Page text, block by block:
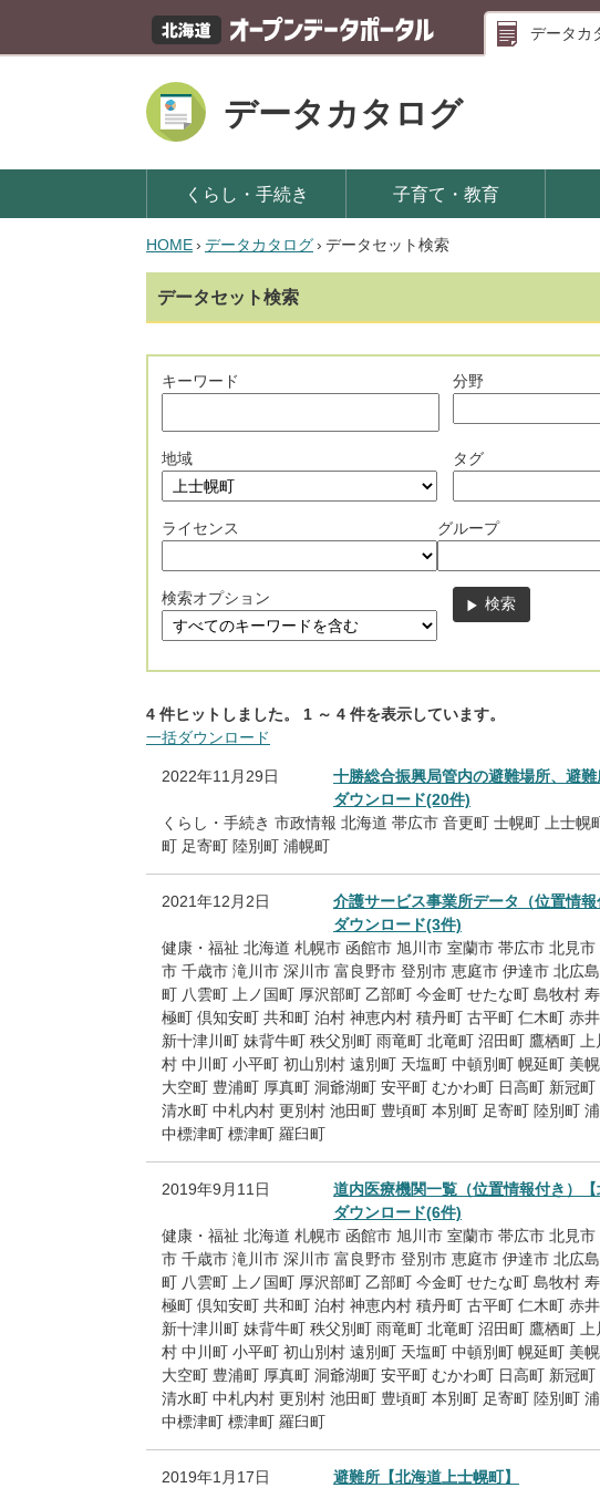
データカ
データカタログ
くらし・手続き 子育て・教育
HOME› データカタログ› データセット検索
データセット検索
キーワード 分野
地域 タグ
ライセンス グループ
検索オプション
4 件ヒットしました。 1 ～ 4 件を表示しています。
一括ダウンロード
2022年11月29日
十勝総合振興局管内の避難場所、避難
ダウンロード(20件)
くらし・手続き 市政情報 北海道 帯広市 音更町 士幌町 上士幌
町 足寄町 陸別町 浦幌町
2021年12月2日
介護サービス事業所データ（位置情報
ダウンロード(3件)
健康・福祉 北海道 札幌市 函館市 旭川市 室蘭市 帯広市 北見市
市 千歳市 滝川市 深川市 富良野市 登別市 恵庭市 伊達市 北広
町 八雲町 上ノ国町 厚沢部町 乙部町 今金町 せたな町 島牧村
極町 倶知安町 共和町 泊村 神恵内村 積丹町 古平町 仁木町 赤
新十津川町 妹背牛町 秩父別町 雨竜町 北竜町 沼田町 鷹栖町
村 中川町 小平町 初山別村 遠別町 天塩町 中頓別町 幌延町 美
大空町 豊浦町 厚真町 洞爺湖町 安平町 むかわ町 日高町 新冠町
清水町 中札内村 更別村 池田町 豊頃町 本別町 足寄町 陸別町
中標津町 標津町 羅臼町
2019年9月11日
道内医療機関一覧（位置情報付き）【
ダウンロード(6件)
健康・福祉 北海道 札幌市 函館市 旭川市 室蘭市 帯広市 北見市
市 千歳市 滝川市 深川市 富良野市 登別市 恵庭市 伊達市 北広
町 八雲町 上ノ国町 厚沢部町 乙部町 今金町 せたな町 島牧村
極町 倶知安町 共和町 泊村 神恵内村 積丹町 古平町 仁木町 赤
新十津川町 妹背牛町 秩父別町 雨竜町 北竜町 沼田町 鷹栖町
村 中川町 小平町 初山別村 遠別町 天塩町 中頓別町 幌延町 美
大空町 豊浦町 厚真町 洞爺湖町 安平町 むかわ町 日高町 新冠町
清水町 中札内村 更別村 池田町 豊頃町 本別町 足寄町 陸別町
中標津町 標津町 羅臼町
2019年1月17日 避難所【北海道上士幌町】